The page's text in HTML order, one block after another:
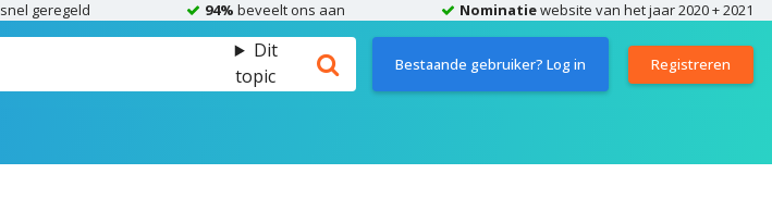
snel geregeld 94% beveelt ons aan Nominatiewebsite van het jaar 2020 + 2021
Dit
topic
Bestaande gebruiker? Log in Registreren